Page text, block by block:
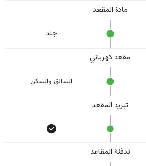
مادة المقعد
جلد
مقعد كهربائي
السائق والسکن
تبريد المقعد
تدفئة المقاعد